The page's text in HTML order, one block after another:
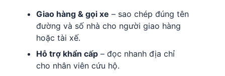
Giao hàng & gọi xe – sao chép đúng tên
đường và số nhà cho người giao hàng
hoặc tài xế.
Hỗ trợ khẩn cấp – đọc nhanh địa chỉ
cho nhân viên cứu hộ.